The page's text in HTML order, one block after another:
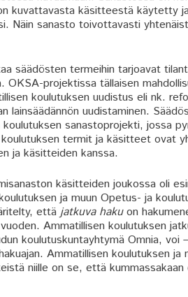
kuvattavasta käsitteestä käytetty
Näin sanasto toivottavasti
säädösten termeihin tarjoavat
OKSA-projektissa tällaisen
koulutuksen uudistus eli nk.
lainsäädännön uudistaminen.
koulutuksen sanastoprojekti, jossa
termit ja käsitteet ovat
ja käsitteiden kanssa.
käsitteiden joukossa oli
ja muun Opetus- ja
että jatkuva hakuon
Ammatillisen koulutuksen
koulutuskuntayhtymä Omnia, voi
Ammatillisen koulutuksen
niille on se, että kummassakaan